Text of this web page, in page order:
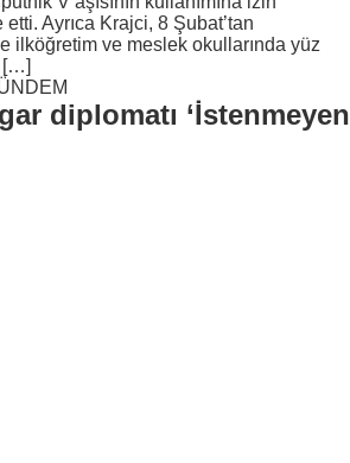
Ayrıca Krajci, 8 Şubat’tan
ilköğretim ve meslek okullarında yüz
[…]
diplomatı ‘İstenmeyen